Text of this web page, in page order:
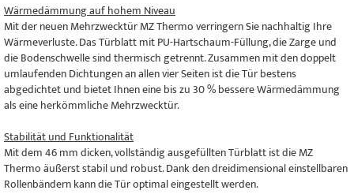
Wärmedämmung auf hohem Niveau
Mit der neuen Mehrzwecktür MZ Thermo verringern Sie nachhaltig Ihre
Wärmeverluste. Das Türblatt mit PU-Hartschaum-Füllung, die Zarge und
die Bodenschwelle sind thermisch getrennt. Zusammen mit den doppelt
umlaufenden Dichtungen an allen vier Seiten ist die Tür bestens
abgedichtet und bietet Ihnen eine bis zu 30 % bessere Wärmedämmung
als eine herkömmliche Mehrzwecktür.
Stabilität und Funktionalität
Mit dem 46 mm dicken, vollständig ausgefüllten Türblatt ist die MZ
Thermo äußerst stabil und robust. Dank den dreidimensional einstellbaren
Rollenbändern kann die Tür optimal eingestellt werden.